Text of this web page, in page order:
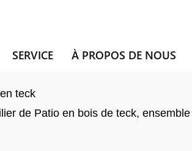
SERVICE À PROPOS DE NOUS
teck
de Patio en bois de teck,